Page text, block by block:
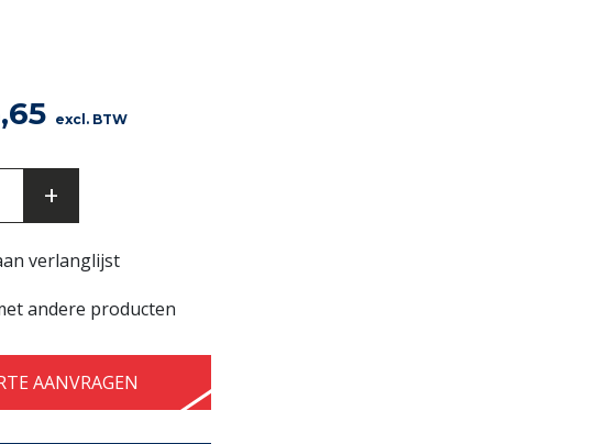
Huidige
is:
€ 2.846,65.
excl. BTW
3Kw]
+
verlanglijst
andere producten
AANVRAGEN